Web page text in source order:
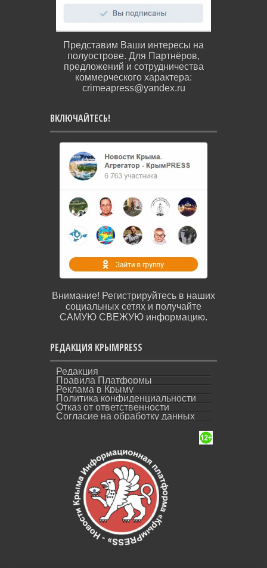
Представим Ваши интересы на
полуострове. Для Партнёров,
предложений и сотрудничества
коммерческого характера:
crimeapress@yandex.ru
ВКЛЮЧАЙТЕСЬ!
Внимание! Регистрируйтесь в наших
социальных сетях и получайте
САМУЮ СВЕЖУЮ информацию.
РЕДАКЦИЯ КРЫМPRESS
Редакция
Правила Платформы
Реклама в Крыму
Политика конфиденциальности
Отказ от ответственности
Согласие на обработку данных